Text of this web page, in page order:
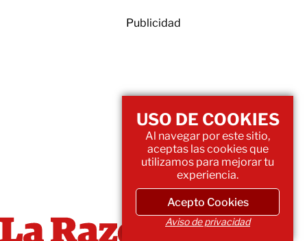
Publicidad
USO DE COOKIES
Al navegar por este sitio,
aceptas las cookies que
utilizamos para mejorar tu
experiencia.
Acepto Cookies
Aviso de privacidad